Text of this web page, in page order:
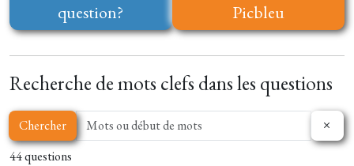
question?
Picbleu
Recherche de mots clefs dans les questions
Chercher
44 questions